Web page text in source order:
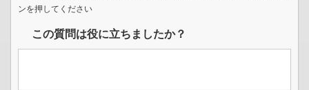
ンを押してください
この質問は役に立ちましたか？